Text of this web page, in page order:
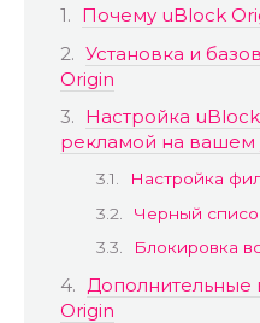
Почему uBlock
Установка и
Origin
Настройка
рекламой на вашем
Настройка
Черный
Блокировка
Origin